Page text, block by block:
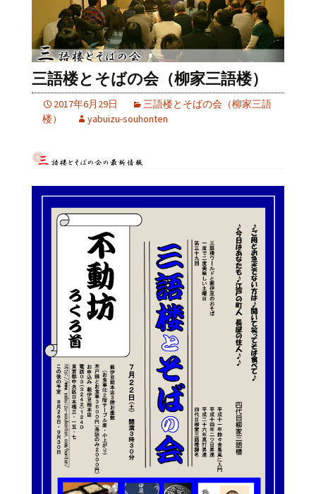
三語楼とそばの会（柳家三語楼）
2017年6月29日
三語楼とそばの会（柳家三語
楼）
yabuizu-souhonten